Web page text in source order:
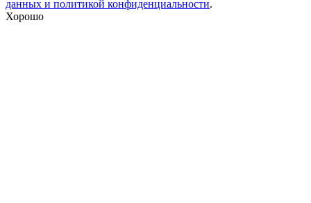
данных и политикой конфиденциальности.
Хорошо